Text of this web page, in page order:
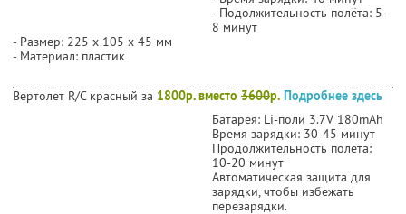
- Подолжительность полёта: 5-
8 минут
- Размер: 225 х 105 х 45 мм
- Материал: пластик
Вертолет R/С красный за 1800р. вместо 3600р. Подробнее здесь
Батарея: Li-поли 3.7V 180mAh
Время зарядки: 30-45 минут
Продолжительность полета:
10-20 минут
Автоматическая защита для
зарядки, чтобы избежать
перезарядки.